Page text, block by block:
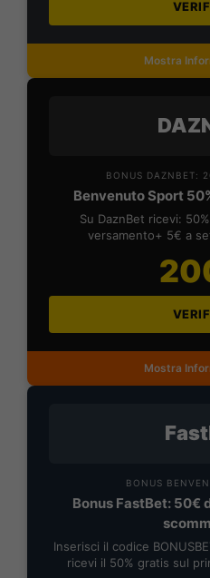
Mostra
BONUS DAZNBET:
Benvenuto Sport
Su DaznBet ricevi:
versamento+ 5€ a
Mostra
BONUS
Bonus FastBet: 50€
Inserisci il codice
ricevi il 50% gratis sul